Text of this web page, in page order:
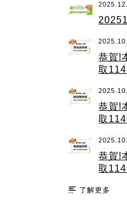
恭賀!
取
恭賀!
取
恭賀!本
取
了解更多